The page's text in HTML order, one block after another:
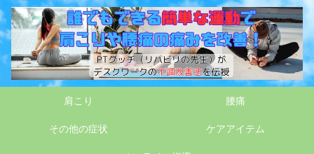
肩こり 腰痛
その他の症状 ケアアイテム